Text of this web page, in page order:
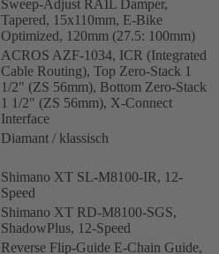
Sweep-Adjust RAIL Damper,
Tapered, 15x110mm, E-Bike
Optimized, 120mm (27.5: 100mm)
ACROS AZF-1034, ICR (Integrated
Cable Routing), Top Zero-Stack 1
1/2" (ZS 56mm), Bottom Zero-Stack
1 1/2" (ZS 56mm), X-Connect
Interface
Diamant / klassisch
Shimano XT SL-M8100-IR, 12-
Speed
Shimano XT RD-M8100-SGS,
ShadowPlus, 12-Speed
Reverse Flip-Guide E-Chain Guide,